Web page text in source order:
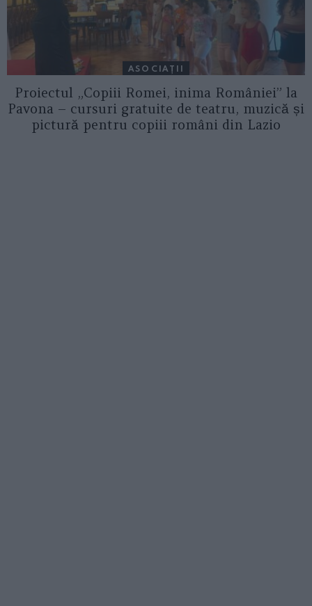
ASOCIAŢII
Proiectul „Copiii Romei, inima României” la
Pavona – cursuri gratuite de teatru, muzică și
pictură pentru copiii români din Lazio